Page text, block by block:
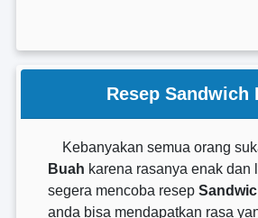
Resep Sandwich
Kebanyakan semua orang
Buah karena rasanya enak dan
segera mencoba resep
anda bisa mendapatkan rasa